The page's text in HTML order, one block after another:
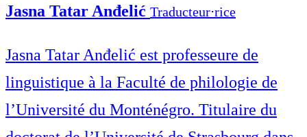
Jasna Tatar Anđelić Traducteur⋅rice
Jasna Tatar Anđelić est professeure de
linguistique à la Faculté de philologie de
l’Université du Monténégro. Titulaire du